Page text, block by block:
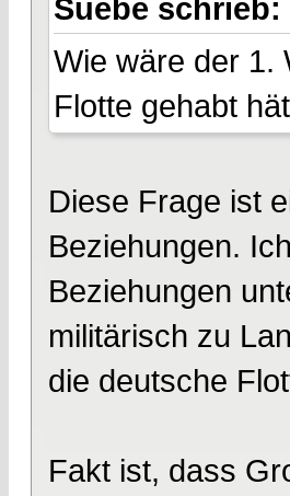
Suebe schrieb:
Wie wäre der 1.
Flotte gehabt
Diese Frage ist
Beziehungen.
Beziehungen
militärisch zu
die deutsche
Fakt ist, dass